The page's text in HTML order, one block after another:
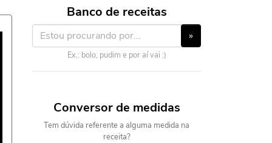
Banco de receitas
»
Ex.: bolo, pudim e por aí vai :)
Conversor de medidas
Tem dúvida referente a alguma medida na
receita?